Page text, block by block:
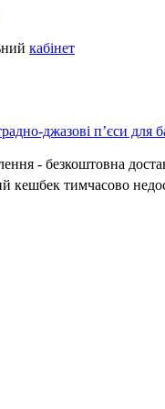
кабінет
джазові п’єси для
- безкоштовна
кешбек тимчасово